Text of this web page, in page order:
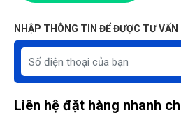
NHẬP THÔNG TIN ĐỂ ĐƯỢC TƯ VẤN
Liên hệ đặt hàng nhanh